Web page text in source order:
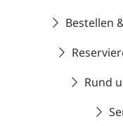
Bestellen
Rund